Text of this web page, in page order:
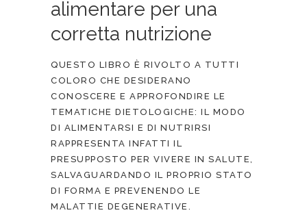
alimentare per una
corretta nutrizione
QUESTO LIBRO È RIVOLTO A TUTTI
COLORO CHE DESIDERANO
CONOSCERE E APPROFONDIRE LE
TEMATICHE DIETOLOGICHE: IL MODO
DI ALIMENTARSI E DI NUTRIRSI
RAPPRESENTA INFATTI IL
PRESUPPOSTO PER VIVERE IN SALUTE,
SALVAGUARDANDO IL PROPRIO STATO
DI FORMA E PREVENENDO LE
MALATTIE DEGENERATIVE.